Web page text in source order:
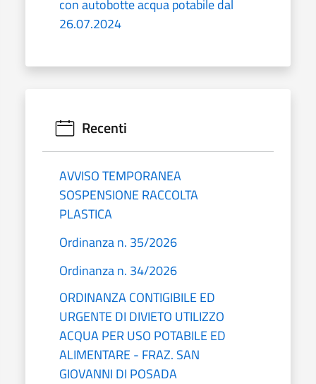
con autobotte acqua potabile dal
26.07.2024
Recenti
AVVISO TEMPORANEA
SOSPENSIONE RACCOLTA
PLASTICA
Ordinanza n. 35/2026
Ordinanza n. 34/2026
ORDINANZA CONTIGIBILE ED
URGENTE DI DIVIETO UTILIZZO
ACQUA PER USO POTABILE ED
ALIMENTARE - FRAZ. SAN
GIOVANNI DI POSADA